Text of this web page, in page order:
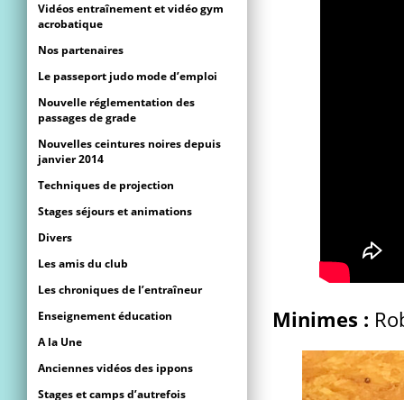
Minimes :
Vidéos entraînement et vidéo gym
acrobatique
Nos partenaires
Le passeport judo mode d’emploi
Nouvelle réglementation des
passages de grade
Nouvelles ceintures noires depuis
janvier 2014
Techniques de projection
Stages séjours et animations
Divers
Les amis du club
Les chroniques de l’entraîneur
Enseignement éducation
A la Une
Anciennes vidéos des ippons
Stages et camps d’autrefois